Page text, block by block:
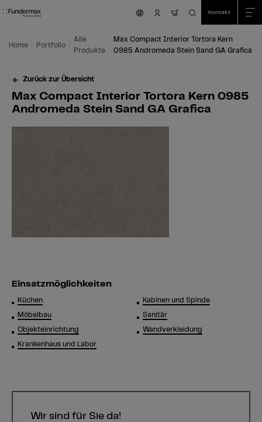
Zum Hauptinhalt springen
Zum Inhaltsverzeichnis springen
Zum Hauptmenü springen Kontakt
Home Portfolio
Alle
Produkte
Max Compact Interior Tortora Kern
0985 Andromeda Stein Sand GA Grafica
Zurück zur Übersicht
Max Compact Interior Tortora Kern 0985
Andromeda Stein Sand GA Grafica
Einsatzmöglichkeiten
Küchen
Möbelbau
Objekteinrichtung
Krankenhaus und Labor
Kabinen und Spinde
Sanitär
Wandverkleidung
Wir sind für Sie da!